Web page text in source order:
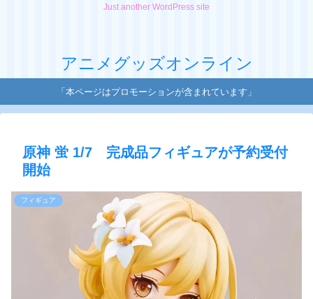
Just another WordPress site
アニメグッズオンライン
「本ページはプロモーションが含まれています」
原神 蛍 1/7 完成品フィギュアが予約受付
開始
フィギュア